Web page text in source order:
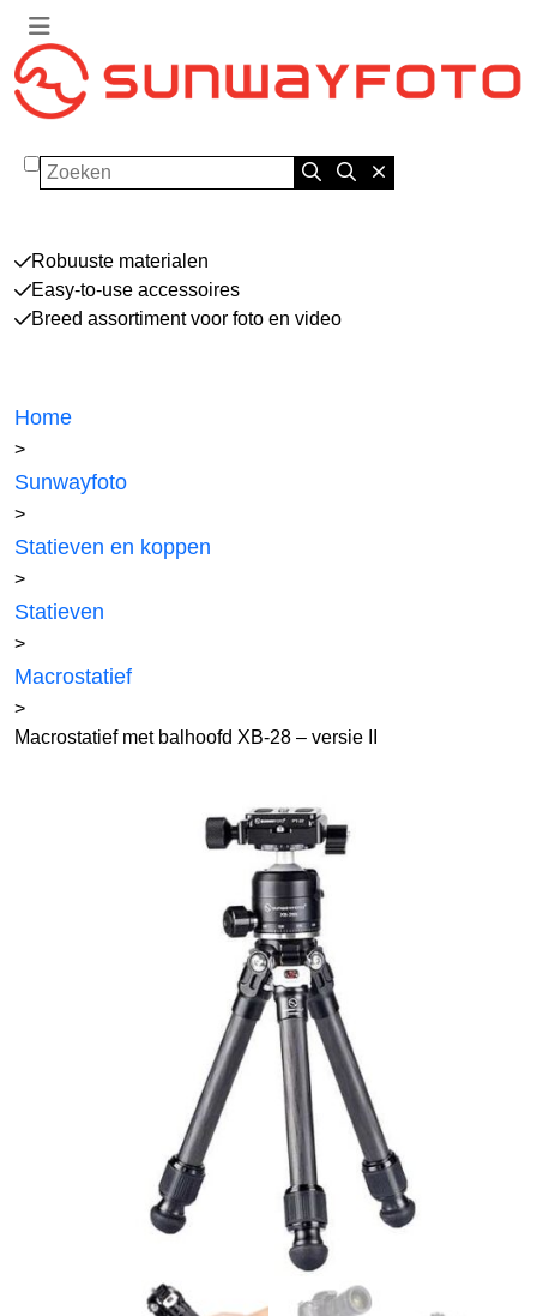
Zoeken
Robuuste materialen
Easy-to-use accessoires
Breed assortiment voor foto en video
Home
>
Sunwayfoto
>
Statieven en koppen
>
Statieven
>
Macrostatief
>
Macrostatief met balhoofd XB-28 – versie II